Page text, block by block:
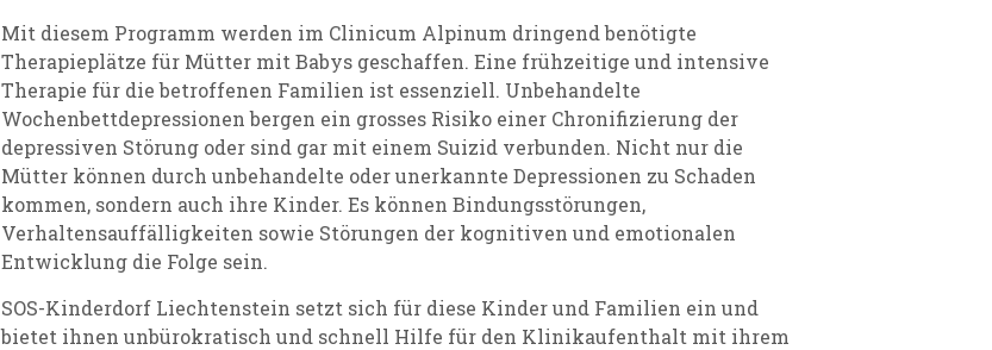
Mit diesem Programm werden im Clinicum Alpinum dringend benötigte
Therapieplätze für Mütter mit Babys geschaffen. Eine frühzeitige und intensive
Therapie für die betroffenen Familien ist essenziell. Unbehandelte
Wochenbettdepressionen bergen ein grosses Risiko einer Chronifizierung der
depressiven Störung oder sind gar mit einem Suizid verbunden. Nicht nur die
Mütter können durch unbehandelte oder unerkannte Depressionen zu Schaden
kommen, sondern auch ihre Kinder. Es können Bindungsstörungen,
Verhaltensauffälligkeiten sowie Störungen der kognitiven und emotionalen
Entwicklung die Folge sein.
SOS-Kinderdorf Liechtenstein setzt sich für diese Kinder und Familien ein und
bietet ihnen unbürokratisch und schnell Hilfe für den Klinikaufenthalt mit ihrem